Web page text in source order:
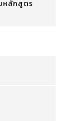
หลักสูตร